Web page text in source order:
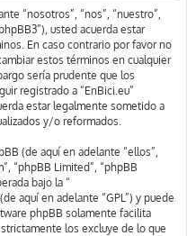
“nosotros”, “nos”, “nuestro”,
usted acuerda estar
En caso contrario por favor no
estos términos en cualquier
sería prudente que los
registrado a “EnBici.eu”
estar legalmente sometido a
y/o reformados.
(de aquí en adelante “ellos”,
“phpBB Limited”, “phpBB
bajo la “
aquí en adelante “GPL”) y puede
phpBB solamente facilita
los excluye de lo que